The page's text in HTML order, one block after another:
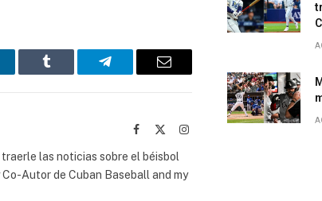
Tumblr Telegram Email
Facebook Instagram
traerle las noticias sobre el béisbol
Autor de Cuban Baseball and my